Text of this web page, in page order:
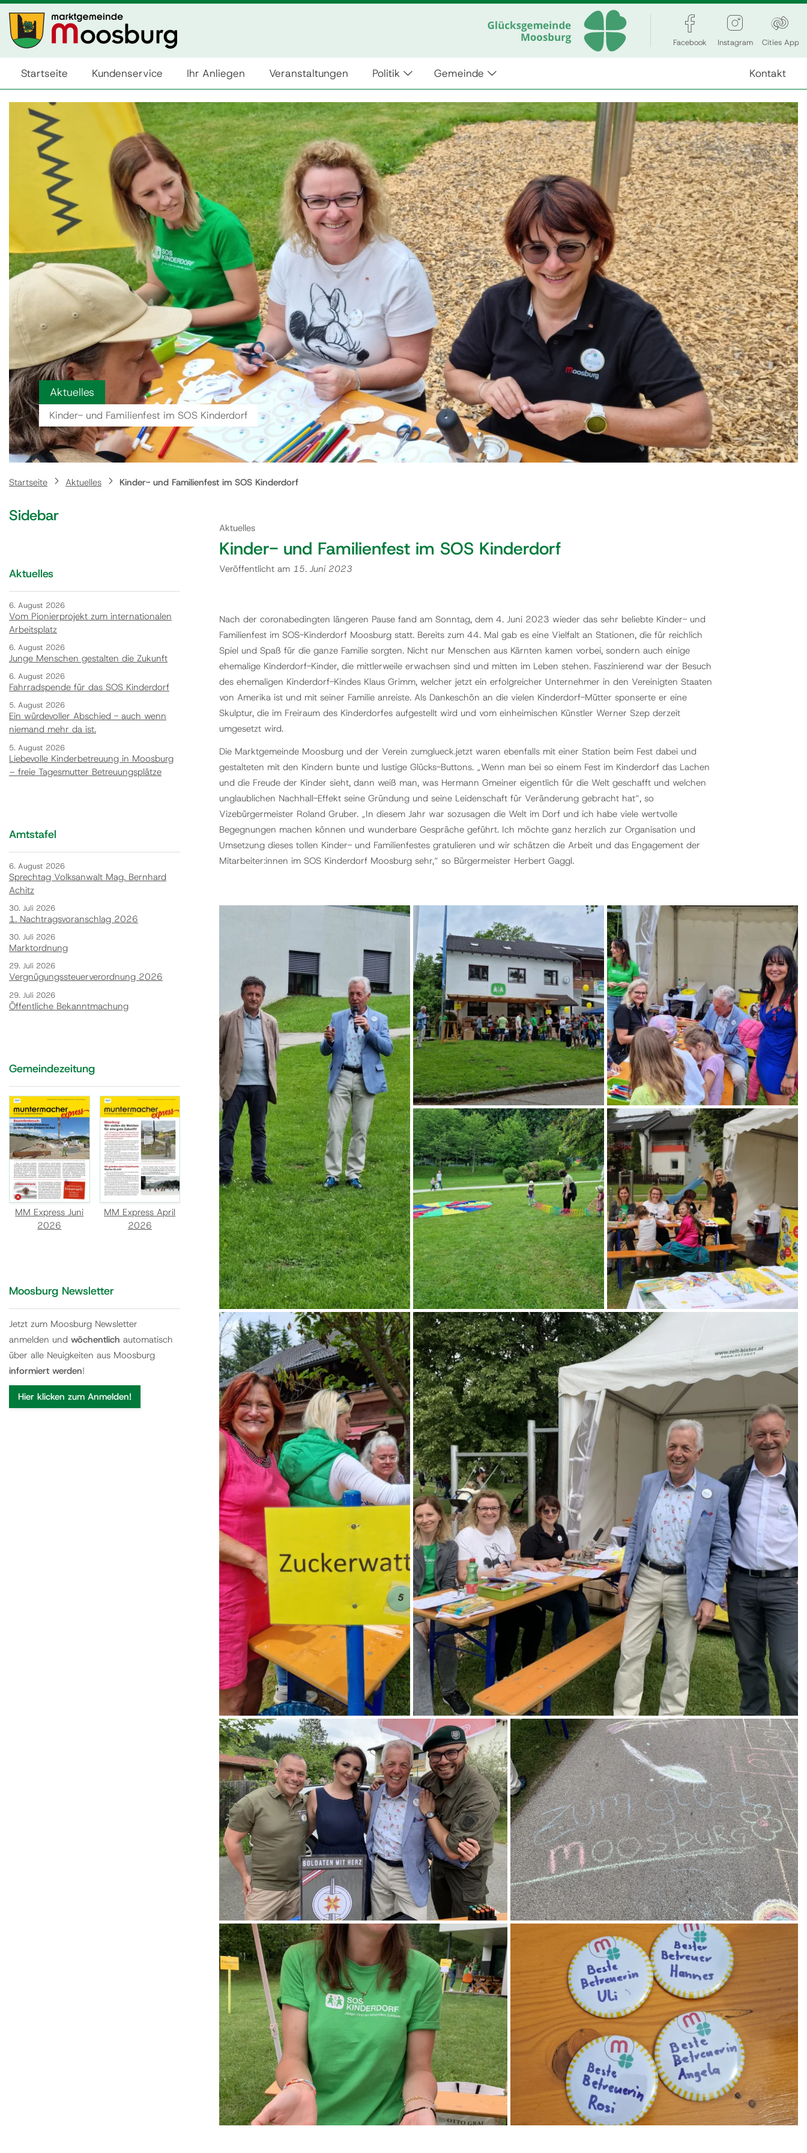
Facebook Instagram Cities App
Startseite Kundenservice Ihr Anliegen Veranstaltungen Politik Gemeinde Kontakt
Aktuelles
Kinder- und Familienfest im SOS Kinderdorf
Startseite Aktuelles Kinder- und Familienfest im SOS Kinderdorf
Aktuelles
Kinder- und Familienfest im SOS Kinderdorf
Veröffentlicht am 15. Juni 2023
Nach der coronabedingten längeren Pause fand am Sonntag, dem 4. Juni 2023 wieder das sehr beliebte Kinder- und
Familienfest im SOS-Kinderdorf Moosburg statt. Bereits zum 44. Mal gab es eine Vielfalt an Stationen, die für reichlich
Spiel und Spaß für die ganze Familie sorgten. Nicht nur Menschen aus Kärnten kamen vorbei, sondern auch einige
ehemalige Kinderdorf-Kinder, die mittlerweile erwachsen sind und mitten im Leben stehen. Faszinierend war der Besuch
des ehemaligen Kinderdorf-Kindes Klaus Grimm, welcher jetzt ein erfolgreicher Unternehmer in den Vereinigten Staaten
von Amerika ist und mit seiner Familie anreiste. Als Dankeschön an die vielen Kinderdorf-Mütter sponserte er eine
Skulptur, die im Freiraum des Kinderdorfes aufgestellt wird und vom einheimischen Künstler Werner Szep derzeit
umgesetzt wird.
Die Marktgemeinde Moosburg und der Verein zumglueck.jetzt waren ebenfalls mit einer Station beim Fest dabei und
gestalteten mit den Kindern bunte und lustige Glücks-Buttons. „Wenn man bei so einem Fest im Kinderdorf das Lachen
und die Freude der Kinder sieht, dann weiß man, was Hermann Gmeiner eigentlich für die Welt geschafft und welchen
unglaublichen Nachhall-Effekt seine Gründung und seine Leidenschaft für Veränderung gebracht hat“, so
Vizebürgermeister Roland Gruber. „In diesem Jahr war sozusagen die Welt im Dorf und ich habe viele wertvolle
Begegnungen machen können und wunderbare Gespräche geführt. Ich möchte ganz herzlich zur Organisation und
Umsetzung dieses tollen Kinder- und Familienfestes gratulieren und wir schätzen die Arbeit und das Engagement der
Mitarbeiter:innen im SOS Kinderdorf Moosburg sehr,“ so Bürgermeister Herbert Gaggl.
Sidebar
Aktuelles
6. August 2026
Vom Pionierprojekt zum internationalen
Arbeitsplatz
6. August 2026
Junge Menschen gestalten die Zukunft
6. August 2026
Fahrradspende für das SOS Kinderdorf
5. August 2026
Ein würdevoller Abschied - auch wenn
niemand mehr da ist.
5. August 2026
Liebevolle Kinderbetreuung in Moosburg
– freie Tagesmutter Betreuungsplätze
Amtstafel
6. August 2026
Sprechtag Volksanwalt Mag. Bernhard
Achitz
30. Juli 2026
1. Nachtragsvoranschlag 2026
30. Juli 2026
Marktordnung
29. Juli 2026
Vergnügungssteuerverordnung 2026
29. Juli 2026
Öffentliche Bekanntmachung
Gemeindezeitung
MM Express Juni
2026
MM Express April
2026
Moosburg Newsletter
Jetzt zum Moosburg Newsletter
anmelden und wöchentlich automatisch
über alle Neuigkeiten aus Moosburg
informiert werden!
Hier klicken zum Anmelden!